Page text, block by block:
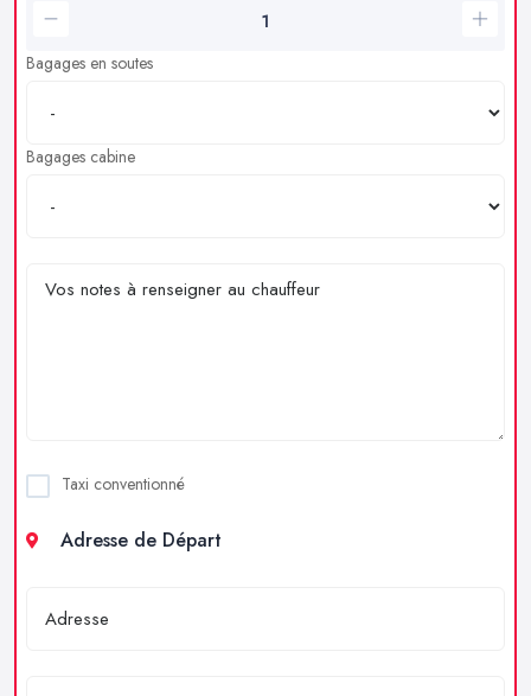
Bagages en soutes
Bagages cabine
Taxi conventionné
Adresse de Départ